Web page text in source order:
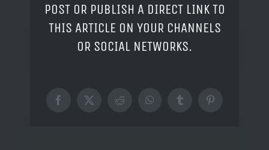
POST OR PUBLISH A DIRECT LINK TO
THIS ARTICLE ON YOUR CHANNELS
OR SOCIAL NETWORKS.
Facebook
X RedditWhatsAppTumblrPinterest